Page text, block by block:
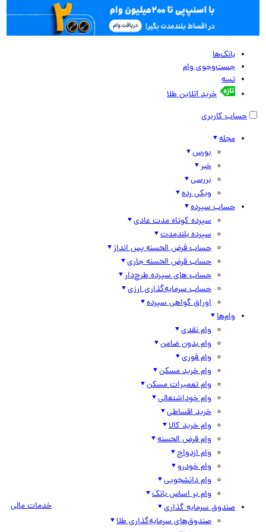
بانک‌ها
جست‌وجوی وام
تسه
خرید آنلاین طلا
حساب کاربری
مجله
بورس
خبر
بررسی
ویکی رده
حساب سپرده
سپرده کوتاه مدت عادی
سپرده بلندمدت
حساب قرض الحسنه پس انداز
حساب قرض الحسنه جاری
حساب های سپرده طرح‌دار
حساب سرمایه‌گذاری ارزی
اوراق گواهی سپرده
وام‌ها
وام نقدی
وام بدون ضامن
وام فوری
وام خرید مسکن
وام تعمیرات مسکن
وام خوداشتغالی
خرید اقساطی
وام خرید کالا
وام قرض الحسنه
وام ازدواج
وام خودرو
وام دانشجویی
وام بر اساس بانک
صندوق سرمایه گذاری
صندوق‌های سرمایه‌گذاری طلا
خدمات مالی